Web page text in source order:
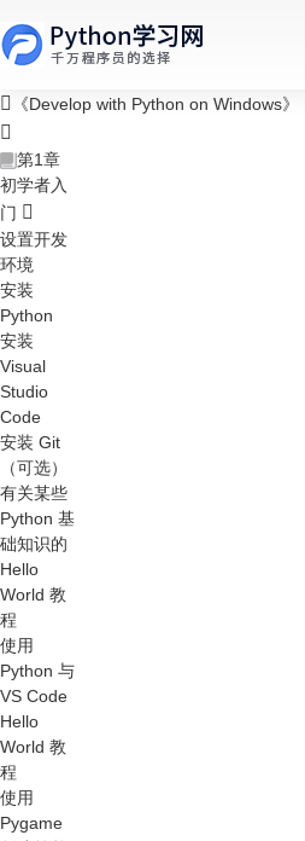
《Develop with Python on Windows》
第1章
初学者入
门
设置开发
环境
安装
Python
安装
Visual
Studio
Code
安装 Git
（可选）
有关某些
Python 基
础知识的
Hello
World 教
程
使用
Python 与
VS Code
Hello
World 教
程
使用
Pygame